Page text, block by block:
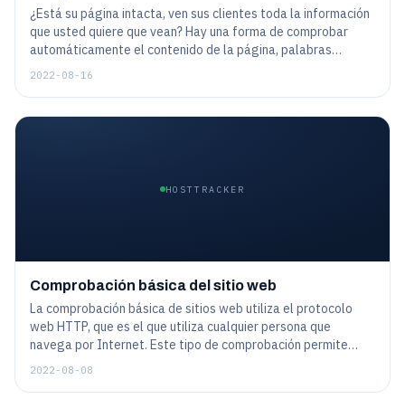
¿Está su página intacta, ven sus clientes toda la información
que usted quiere que vean? Hay una forma de comprobar
automáticamente el contenido de la página, palabras
concretas, frases o incluso entidades más complicadas. Esto
previsto.
2022-08-16
HOSTTRACKER
Comprobación básica del sitio web
La comprobación básica de sitios web utiliza el protocolo
web HTTP, que es el que utiliza cualquier persona que
navega por Internet. Este tipo de comprobación permite
crear una tarea de monitorización, para comprobar un sitio
2022-08-08